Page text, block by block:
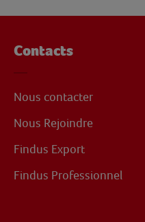
Contacts
Nous contacter
Nous Rejoindre
Findus Export
Findus Professionnel